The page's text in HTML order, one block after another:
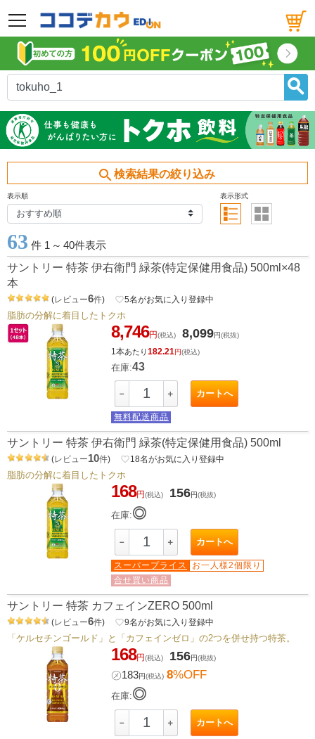
メニュー
search 検索結果の絞り込み
表示順 表示形式
63 件 1 ～ 40件表示
サントリー 特茶 伊右衛門 緑茶(特定保健用食品) 500ml×48
本
(レビュー6件) favorite_border5名がお気に入り登録中
脂肪の分解に着目したトクホ
8,746円(税込) 8,099円(税抜)
1本あたり182.21円(税込)
在庫:43
－ ＋ カートへ
無料配送商品
サントリー 特茶 伊右衛門 緑茶(特定保健用食品) 500ml
(レビュー10件) favorite_border18名がお気に入り登録中
脂肪の分解に着目したトクホ
168円(税込) 156円(税抜)
在庫:◎
－ ＋ カートへ
スーパープライス
お一人様2個限り
合せ買い商品
サントリー 特茶 カフェインZERO 500ml
(レビュー6件) favorite_border9名がお気に入り登録中
「ケルセチンゴールド」と「カフェインゼロ」の2つを併せ持つ特茶。
168円(税込) 156円(税抜)
㋱183円(税込) 8%OFF
在庫:◎
－ ＋ カートへ